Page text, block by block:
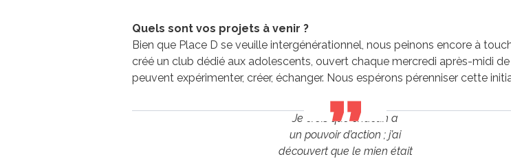
Quels sont vos projets à venir ?
Bien que Place D se veuille intergénérationnel, nous peinons encore à
créé un club dédié aux adolescents, ouvert chaque mercredi après-midi de
peuvent expérimenter, créer, échanger. Nous espérons pérenniser cette
Je crois que chacun a
un pouvoir d’action ; j’ai
découvert que le mien était